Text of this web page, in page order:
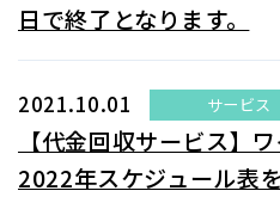
日で終了となります。
2021.10.01 サービス
【代金回収サービス】
2022年スケジュール表